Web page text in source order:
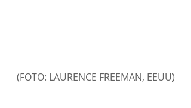
(FOTO: LAURENCE FREEMAN, EEUU)